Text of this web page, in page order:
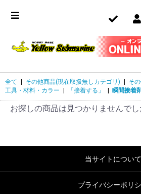
全て その他商品(現在取扱無しカテゴリ) そ
工具・材料・カラー
「接着する」 瞬間接着剤
お探しの商品は見つかりませんでし
当サイトについて
プライバシーポリ